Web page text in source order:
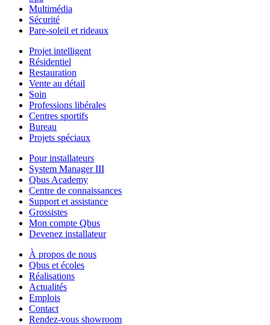
Multimédia
Sécurité
Pare-soleil et rideaux
Projet intelligent
Résidentiel
Restauration
Vente au détail
Soin
Professions libérales
Centres sportifs
Bureau
Projets spéciaux
Pour installateurs
System Manager III
Qbus Academy
Centre de connaissances
Support et assistance
Grossistes
Mon compte Qbus
Devenez installateur
À propos de nous
Qbus et écoles
Réalisations
Actualités
Emplois
Contact
Rendez-vous showroom